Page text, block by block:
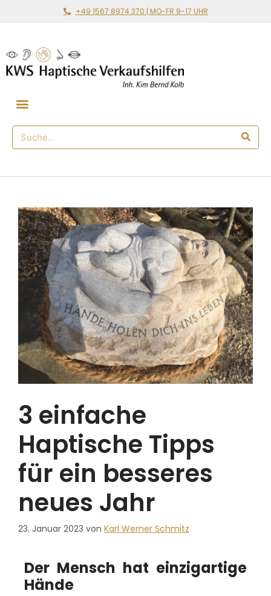
+49 1567 8974 370 | MO-FR 9-17 UHR
3 einfache
Haptische Tipps
für ein besseres
neues Jahr
23. Januar 2023 von Karl Werner Schmitz
Der Mensch hat einzigartige
Hände